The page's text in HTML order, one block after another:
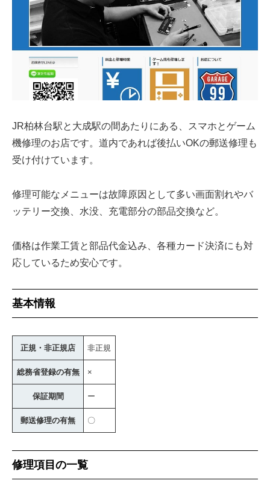
JR柏林台駅と大成駅の間あたりにある、スマホとゲーム
機修理のお店です。道内であれば後払いOKの郵送修理も
受け付けています。
修理可能なメニューは故障原因として多い画面割れやバ
ッテリー交換、水没、充電部分の部品交換など。
価格は作業工賃と部品代金込み、各種カード決済にも対
応しているため安心です。
基本情報
正規・非正規店 非正規
総務省登録の有無 ×
保証期間 ー
郵送修理の有無 〇
修理項目の一覧